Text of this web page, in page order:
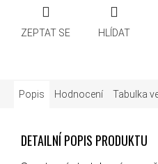
ZEPTAT SE HLÍDAT
Popis Hodnocení Tabulka
DETAILNÍ POPIS PRODUKTU